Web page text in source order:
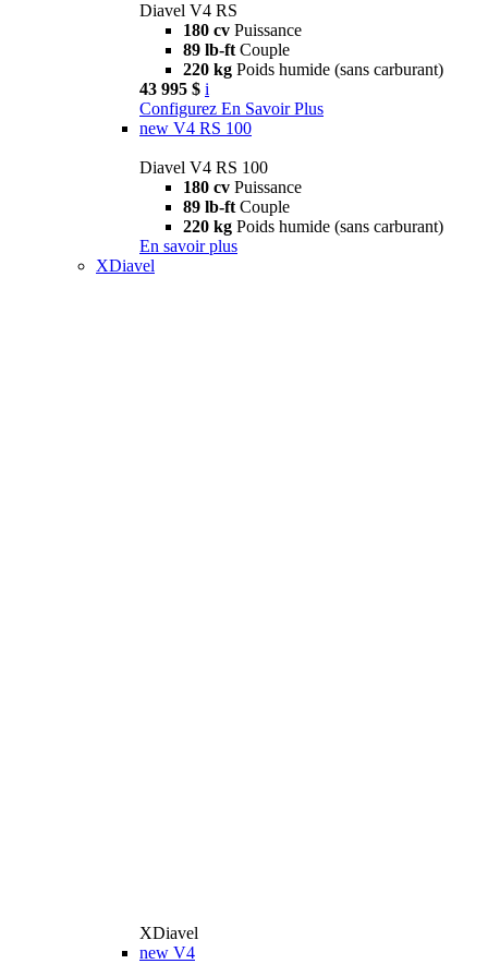
Diavel V4 RS
180 cv Puissance
89 lb-ft Couple
220 kg Poids humide (sans carburant)
43 995 $ i
Configurez En Savoir Plus
new V4 RS 100
Diavel V4 RS 100
180 cv Puissance
89 lb-ft Couple
220 kg Poids humide (sans carburant)
En savoir plus
XDiavel
XDiavel
new V4